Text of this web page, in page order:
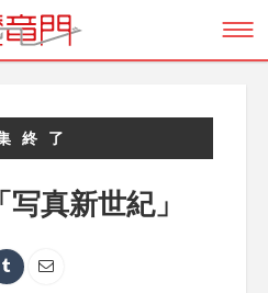
終了
真新世紀」